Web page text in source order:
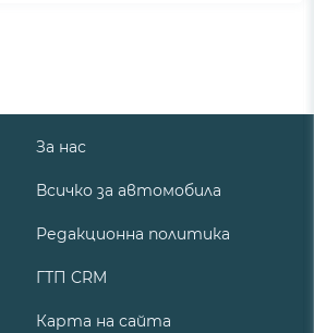
За нас
Всичко за автомобила
Редакционна политика
ГТП CRM
Карта на сайта